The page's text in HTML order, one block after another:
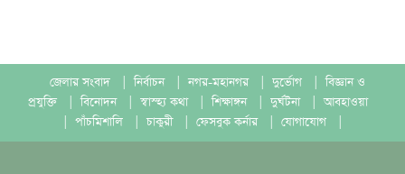
জেলার সংবাদ নির্বাচন নগর-মহানগর দুর্ভোগ
বিজ্ঞান ও
প্রযুক্তি
বিনোদন স্বাস্হ্য কথা শিক্ষাঙ্গন দুর্ঘটনা
আবহাওয়া
পাঁচমিশালি চাকুরী ফেসবুক কর্নার যোগাযোগ